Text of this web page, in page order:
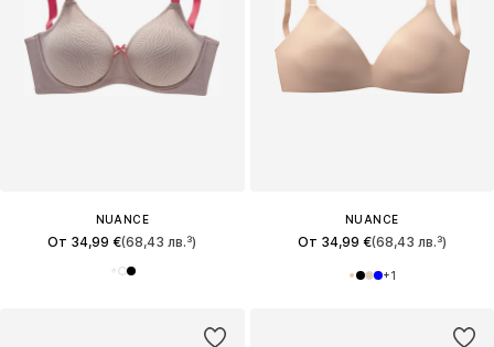
NUANCE
От 34,99 €(68,43 лв.³)
NUANCE
От 34,99 €(68,43 лв.³)
+1